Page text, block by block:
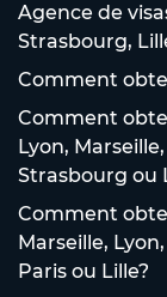
Agence de
Strasbourg,
Comment
Comment
Lyon,
Strasbourg ou
Comment
Marseille,
Paris ou Lille?